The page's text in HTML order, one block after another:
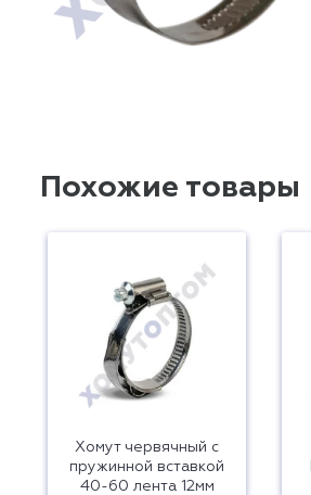
Похожие товары
Хомут червячный с
пружинной вставкой
40-60 лента 12мм